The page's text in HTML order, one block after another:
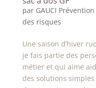
par GAUCI Prévention
des risques
Une saison d’hiver
je fais partie des
métier et qui aime
des solutions simples